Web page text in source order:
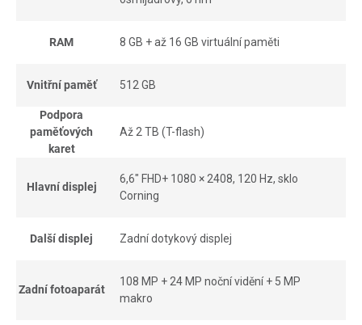
RAM 8 GB + až 16 GB virtuální paměti
Vnitřní paměť 512 GB
Podpora
paměťových
karet
Až 2 TB (T-flash)
Hlavní displej
6,6" FHD+ 1080 × 2408, 120 Hz, sklo
Corning
Další displej Zadní dotykový displej
Zadní fotoaparát
108 MP + 24 MP noční vidění + 5 MP
makro